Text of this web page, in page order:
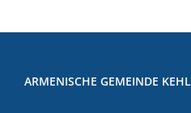
ARMENISCHE GEMEINDE KEHL